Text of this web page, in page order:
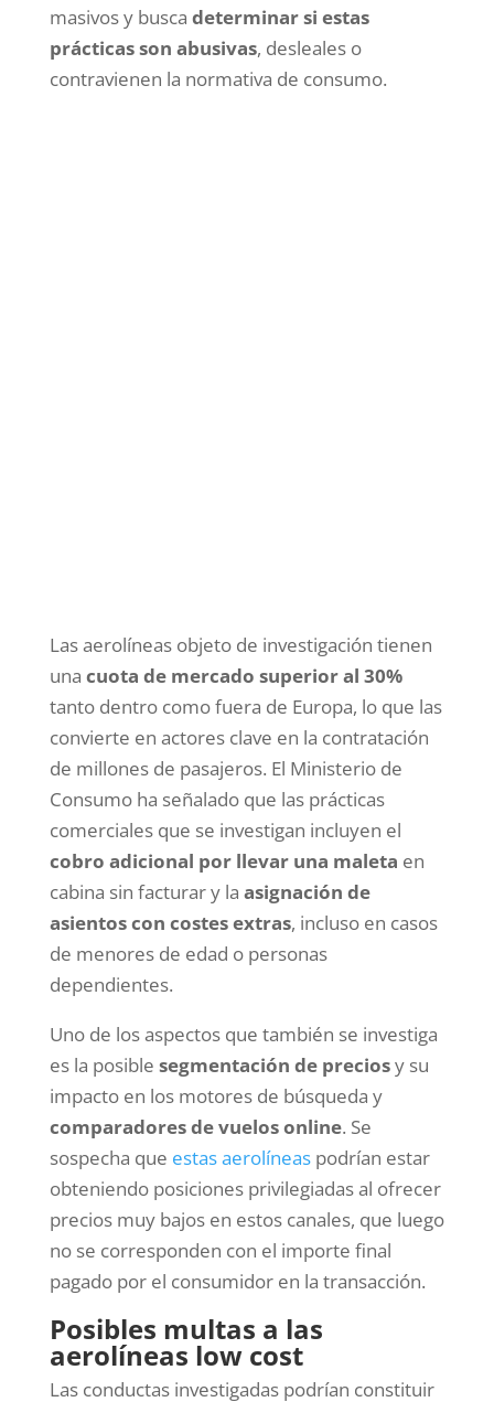
masivos y busca determinar si estas
prácticas son abusivas, desleales o
contravienen la normativa de consumo.
Las aerolíneas objeto de investigación tienen
una cuota de mercado superior al 30%
tanto dentro como fuera de Europa, lo que las
convierte en actores clave en la contratación
de millones de pasajeros. El Ministerio de
Consumo ha señalado que las prácticas
comerciales que se investigan incluyen el
cobro adicional por llevar una maleta en
cabina sin facturar y la asignación de
asientos con costes extras, incluso en casos
de menores de edad o personas
dependientes.
Uno de los aspectos que también se investiga
es la posible segmentación de preciosy su
impacto en los motores de búsqueda y
comparadores de vuelos online. Se
sospecha que estas aerolíneaspodrían estar
obteniendo posiciones privilegiadas al ofrecer
precios muy bajos en estos canales, que luego
no se corresponden con el importe final
pagado por el consumidor en la transacción.
Posibles multas a las
aerolíneas low cost
Las conductas investigadas podrían constituir